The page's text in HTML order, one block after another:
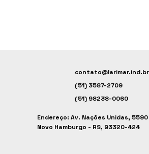
contato@larimar.ind.br
(51) 3587-2709
(51) 98238-0060
Endereço: Av. Nações Unidas,
Novo Hamburgo - RS, 93320-424